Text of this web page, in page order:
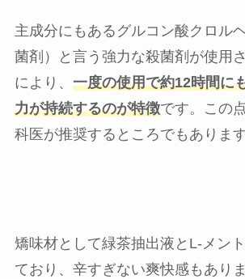
主成分にもあるグルコン酸クロル
菌剤）と言う強力な殺菌剤が使用
により、 一度の使用で約12時間に
力が持続するのが特徴です。この
科医が推奨するところでもあります
矯味材として緑茶抽出液とL-メン
ており、辛すぎない爽快感もあり